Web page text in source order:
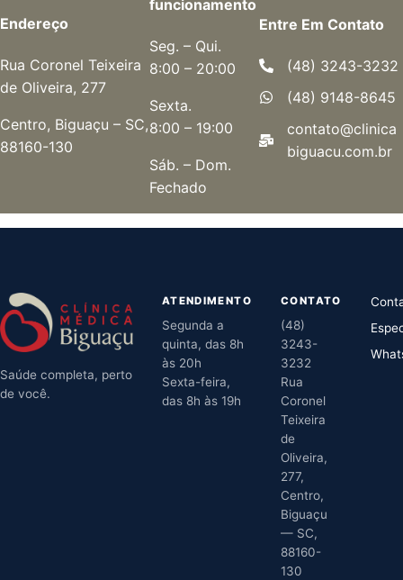
Endereço
Rua Coronel Teixeira
de Oliveira, 277
Centro, Biguaçu – SC,
88160-130
funcionamento
Seg. – Qui.
8:00 – 20:00
Sexta.
8:00 – 19:00
Sáb. – Dom.
Fechado
Entre Em Contato
(48) 3243-3232
(48) 9148-8645
contato@clinica
biguacu.com.br
Saúde completa, perto
de você.
ATENDIMENTO
Segunda a
quinta, das 8h
às 20h
Sexta-feira,
das 8h às 19h
CONTATO
(48)
3243-
3232
Rua
Coronel
Teixeira
de
Oliveira,
277,
Centro,
Biguaçu
— SC,
88160-
130